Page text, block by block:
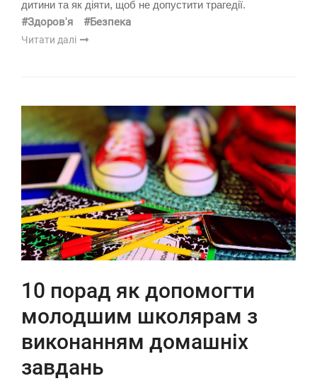
дитини та як діяти, щоб не допустити трагедії.
#Здоров'я #Безпека
Читати далі
10 порад як допомогти
молодшим школярам з
виконанням домашніх
завдань